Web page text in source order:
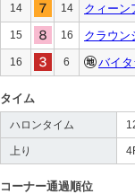
14 14 クィーン
15 16 クラウン
16 6 バイ
タイム
ハロンタイム
上り
コーナー通過順位